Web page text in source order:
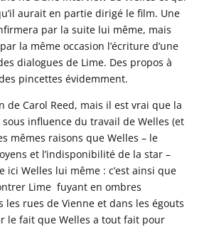
aurait en partie dirigé le film. Une
par la suite lui même, mais
la même occasion l’écriture d’une
dialogues de Lime. Des propos à
pincettes évidemment.
de Carol Reed, mais il est vrai que la
influence du travail de Welles (et
mêmes raisons que Welles – le
et l’indisponibilité de la star –
ici Welles lui même : c’est ainsi que
Lime fuyant en ombres
les rues de Vienne et dans les égouts
le fait que Welles a tout fait pour